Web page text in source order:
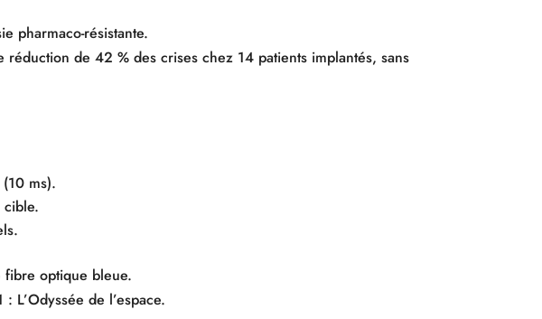
pharmaco-résistante.
de 42 % des crises chez 14 patients implantés, sans
ms).
cible.
fibre optique bleue.
L’Odyssée de l’espace.